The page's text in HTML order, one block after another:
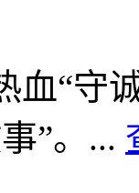
“守诚
”。...